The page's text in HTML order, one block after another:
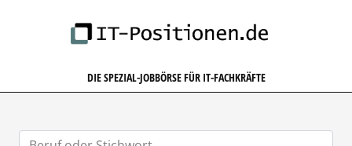
DIE SPEZIAL-JOBBÖRSE FÜR IT-FACHKRÄFTE